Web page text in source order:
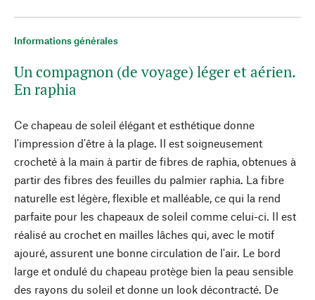
Informations générales
Un compagnon (de voyage) léger et aérien.
En raphia
Ce chapeau de soleil élégant et esthétique donne
l'impression d'être à la plage. Il est soigneusement
crocheté à la main à partir de fibres de raphia, obtenues à
partir des fibres des feuilles du palmier raphia. La fibre
naturelle est légère, flexible et malléable, ce qui la rend
parfaite pour les chapeaux de soleil comme celui-ci. Il est
réalisé au crochet en mailles lâches qui, avec le motif
ajouré, assurent une bonne circulation de l'air. Le bord
large et ondulé du chapeau protège bien la peau sensible
des rayons du soleil et donne un look décontracté. De